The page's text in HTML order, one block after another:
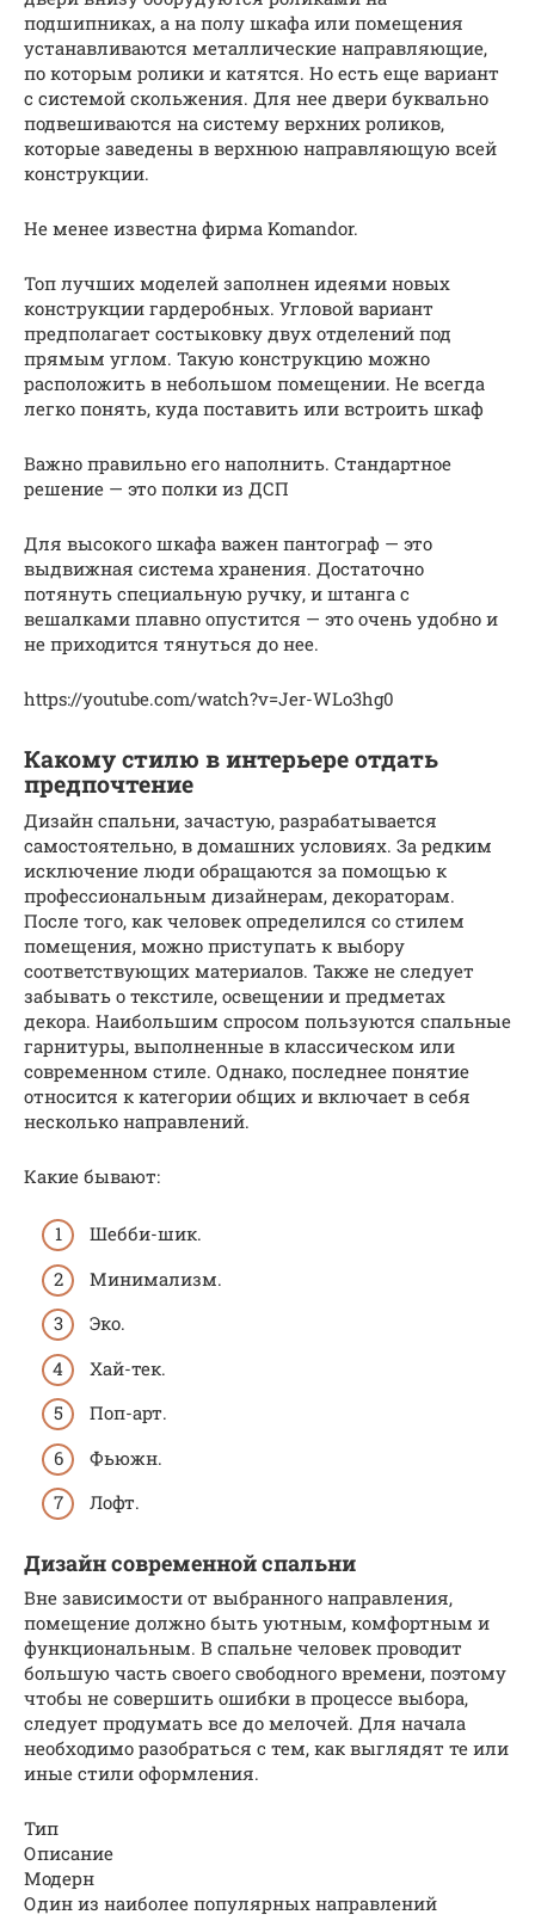
подшипниках, а на полу шкафа или помещения
устанавливаются металлические направляющие,
по которым ролики и катятся. Но есть еще вариант
с системой скольжения. Для нее двери буквально
подвешиваются на систему верхних роликов,
которые заведены в верхнюю направляющую всей
конструкции.
Не менее известна фирма Komandor.
Топ лучших моделей заполнен идеями новых
конструкции гардеробных. Угловой вариант
предполагает состыковку двух отделений под
прямым углом. Такую конструкцию можно
расположить в небольшом помещении. Не всегда
легко понять, куда поставить или встроить шкаф
Важно правильно его наполнить. Стандартное
решение — это полки из ДСП
Для высокого шкафа важен пантограф — это
выдвижная система хранения. Достаточно
потянуть специальную ручку, и штанга с
вешалками плавно опустится — это очень удобно и
не приходится тянуться до нее.
https://youtube.com/watch?v=Jer-WLo3hg0
Какому стилю в интерьере отдать
предпочтение
Дизайн спальни, зачастую, разрабатывается
самостоятельно, в домашних условиях. За редким
исключение люди обращаются за помощью к
профессиональным дизайнерам, декораторам.
После того, как человек определился со стилем
помещения, можно приступать к выбору
соответствующих материалов. Также не следует
забывать о текстиле, освещении и предметах
декора. Наибольшим спросом пользуются спальные
гарнитуры, выполненные в классическом или
современном стиле. Однако, последнее понятие
относится к категории общих и включает в себя
несколько направлений.
Какие бывают:
Шебби-шик.
Минимализм.
Эко.
Хай-тек.
Поп-арт.
Фьюжн.
Лофт.
Дизайн современной спальни
Вне зависимости от выбранного направления,
помещение должно быть уютным, комфортным и
функциональным. В спальне человек проводит
большую часть своего свободного времени, поэтому
чтобы не совершить ошибки в процессе выбора,
следует продумать все до мелочей. Для начала
необходимо разобраться с тем, как выглядят те или
иные стили оформления.
Тип
Описание
Модерн
Один из наиболее популярных направлений